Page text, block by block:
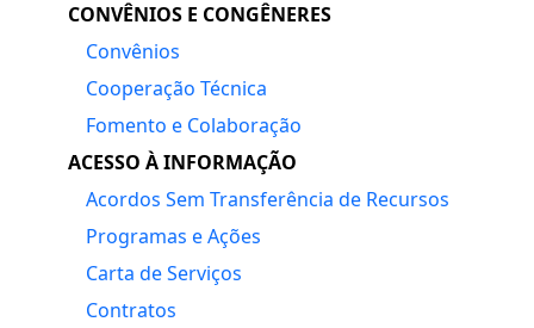
CONVÊNIOS E CONGÊNERES
Convênios
Cooperação Técnica
Fomento e Colaboração
ACESSO À INFORMAÇÃO
Acordos Sem Transferência de Recursos
Programas e Ações
Carta de Serviços
Contratos